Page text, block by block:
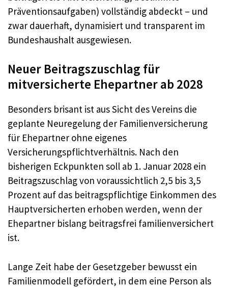
Präventionsaufgaben) vollständig abdeckt – und
zwar dauerhaft, dynamisiert und transparent im
Bundeshaushalt ausgewiesen.
Neuer Beitragszuschlag für
mitversicherte Ehepartner ab 2028
Besonders brisant ist aus Sicht des Vereins die
geplante Neuregelung der Familienversicherung
für Ehepartner ohne eigenes
Versicherungspflichtverhältnis. Nach den
bisherigen Eckpunkten soll ab 1. Januar 2028 ein
Beitragszuschlag von voraussichtlich 2,5 bis 3,5
Prozent auf das beitragspflichtige Einkommen des
Hauptversicherten erhoben werden, wenn der
Ehepartner bislang beitragsfrei familienversichert
ist.
Lange Zeit habe der Gesetzgeber bewusst ein
Familienmodell gefördert, in dem eine Person als